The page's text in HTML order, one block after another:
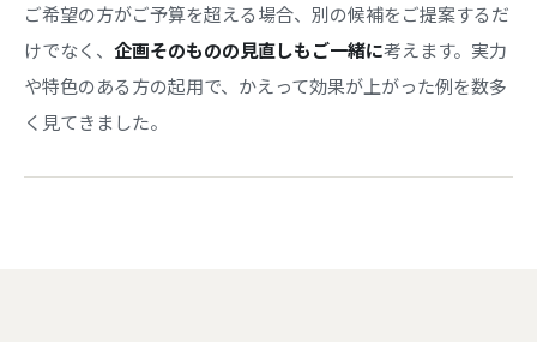
ご希望の方がご予算を超える場合、別の候補をご提案するだ
けでなく、 企画そのものの見直しもご一緒に考えます。実力
や特色のある方の起用で、かえって効果が上がった例を数多
く見てきました。